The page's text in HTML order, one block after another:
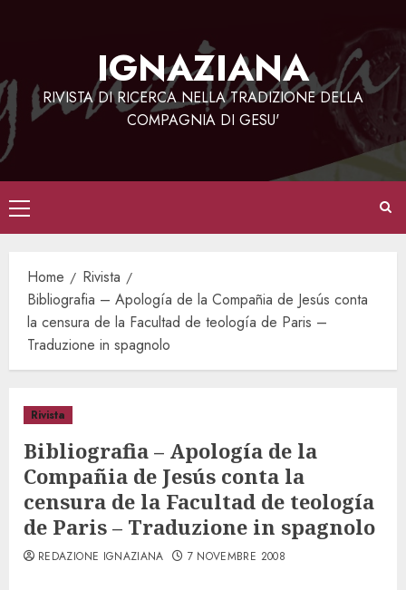
IGNAZIANA
RIVISTA DI RICERCA NELLA TRADIZIONE DELLA
COMPAGNIA DI GESU'
Menu
principale
Home
Rivista
Bibliografia – Apología de la Compañia de Jesús conta
la censura de la Facultad de teología de Paris –
Traduzione in spagnolo
Rivista
Bibliografia – Apología de la
Compañia de Jesús conta la
censura de la Facultad de teología
de Paris – Traduzione in spagnolo
REDAZIONE IGNAZIANA 7 NOVEMBRE 2008